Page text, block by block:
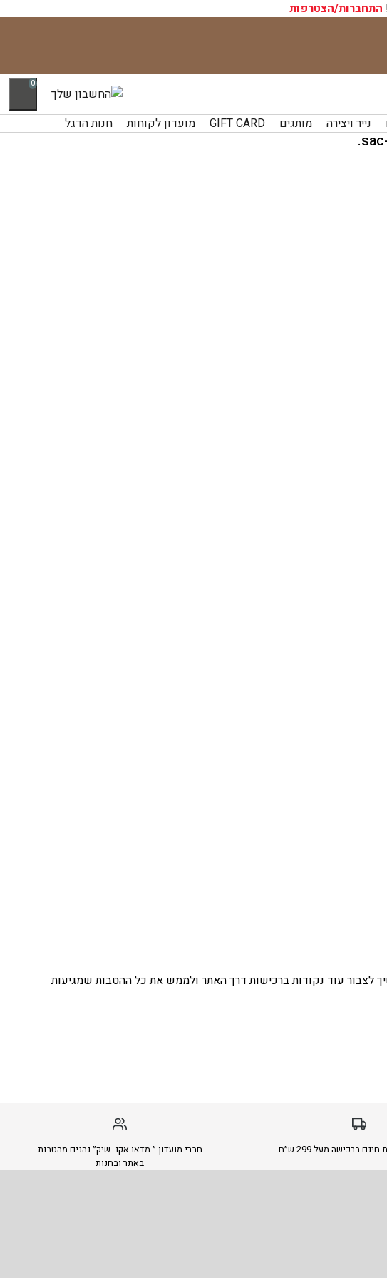
התחברות/הצטרפות
0
נייר ויצירה מותגים GIFT CARD מועדון לקוחות חנות הדגל
עוד נקודות ברכישות דרך האתר ולממש את כל ההטבות שמגיעות
ברכישה מעל 299 ש״ח
חברי מועדון ״ מדאו אקו- שיק״ נהנים מהטבות
באתר ובחנות